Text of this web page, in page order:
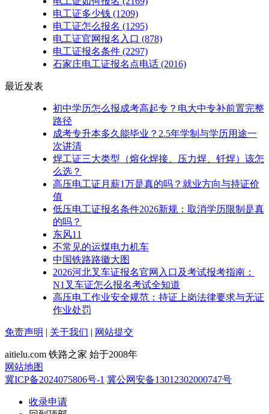
电工证多少钱 (1209)
电工证怎么报名 (1295)
电工证官网报名入口 (878)
电工证报名条件 (2297)
石家庄电工证报名点电话 (2016)
最近发表
初中学历怎么报成考高起专？电大中专补前置完整
路径
成考专升本多久能毕业？2.5年学制与学历用途一
次讲清
焊工证三大类型（熔化焊接、压力焊、钎焊）该怎
么选？
高压电工证月薪1万是真的吗？就业方向与持证价
值
低压电工证报名条件2026新规：取消学历限制是真
的吗？
东风11
不常见的运煤电力机车
中国铁路路徽大图
2026河北叉车证报名官网入口及考试报考指南：
N1叉车证怎么报名考试全知道
高压电工作业安全规范：持证上岗法律要求与无证
作业处罚
免责声明 | 关于我们 | 网站提交
aitielu.com 铁路之家 始于2008年
网站地图
冀ICP备2024075806号-1 冀公网安备13012302000747号
收录申请